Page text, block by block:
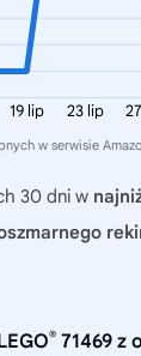
23 lip
19 lip
w serwisie
30 dni w
® 71469 z